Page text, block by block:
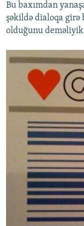
Bu baxımdan
şəkildə dialoqa girə
olduğunu